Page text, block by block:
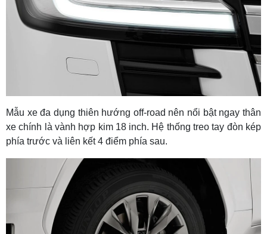
Mẫu xe đa dụng thiên hướng off-road nên nổi bật ngay thân
xe chính là vành hợp kim 18 inch. Hệ thống treo tay đòn kép
phía trước và liên kết 4 điểm phía sau.